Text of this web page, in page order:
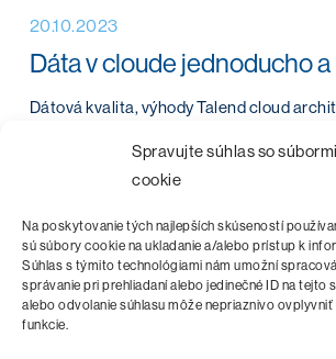
Spravujte súhlas so súbormi
cookie
Na poskytovanie tých najlepších skúseností
sú súbory cookie na ukladanie a/alebo prístup k
Súhlas s týmito technológiami nám umožní
správanie pri prehliadaní alebo jedinečné ID na tejto
alebo odvolanie súhlasu môže nepriaznivo
funkcie.
20.10.2023
Dáta v cloude jednoducho
Dátová kvalita, výhody Talend cloud
ročníka odbornej konferencie o